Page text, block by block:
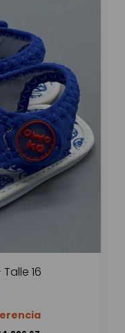
16